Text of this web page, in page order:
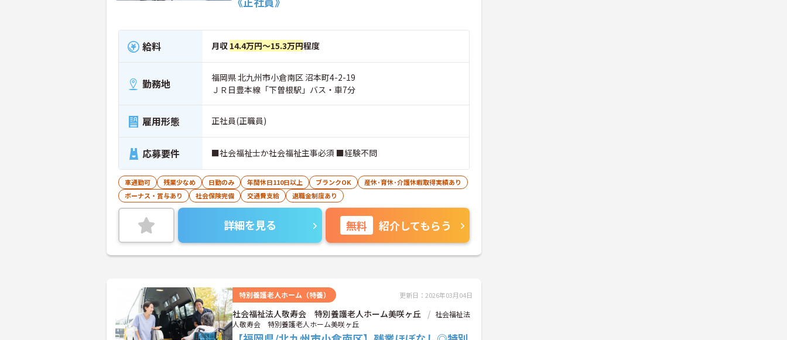
給料 月収 14.4万円～15.3万円程度
勤務地
福岡県 北九州市小倉南区 沼本町4-2-19
ＪＲ日豊本線「下曽根駅」バス・車7分
雇用形態 正社員(正職員)
応募要件 ■社会福祉士か社会福祉主事必須 ■経験不問
車通勤可 残業少なめ 日勤のみ 年間休日110日以上 ブランクOK
産休･育休･介護休暇取得実績あり
ボーナス・賞与あり
社会保険完備 交通費支給 退職金制度あり
詳細を見る 無料 紹介してもらう
特別養護老人ホーム（特養） 更新日：2026年03月04日
社会福祉法人敬寿会 特別養護老人ホーム美咲ヶ丘
社会福祉法
人敬寿会 特別養護老人ホーム美咲ヶ丘